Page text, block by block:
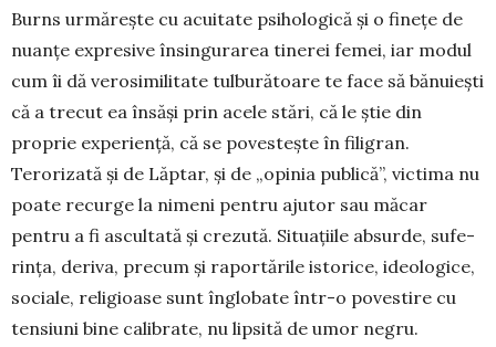
Burns urmărește cu acuitate psiho­lo­gică și o finețe de
nuanțe expresive însingu­ra­rea tinerei femei, iar modul
cum îi dă ve­rosimilitate tulburătoare te face să bănuiești
că a trecut ea însăși prin acele stări, că le știe din
proprie experiență, că se povestește în filigran.
Terorizată și de Lăptar, și de „opi­nia publică”, victima nu
poate recurge la ni­meni pentru ajutor sau măcar
pentru a fi as­cultată și crezută. Situațiile absurde, sufe­
rința, deriva, precum și raportările istorice, ideologice,
sociale, religioase sunt înglobate într-o povestire cu
tensiuni bine calibrate, nu lipsită de umor negru.